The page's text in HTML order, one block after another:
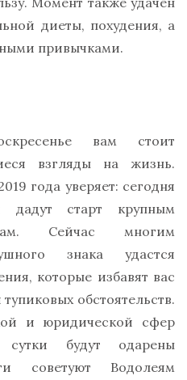
диеты, похудения, а
привычками.
вам стоит
взгляды на жизнь.
года уверяет: сегодня
дадут старт крупным
Сейчас многим
знака удастся
которые избавят вас
обстоятельств.
и юридической сфер
будут одарены
советуют Водолеям